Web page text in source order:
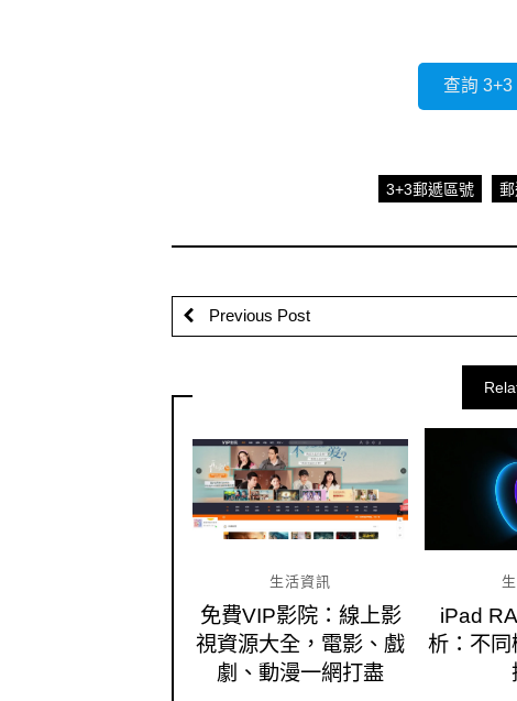
查詢
3+3郵遞區號
Previous Post
生活資訊
免費VIP影院：線上影
視資源大全，電影、戲
劇、動漫一網打盡
iPad
析：不